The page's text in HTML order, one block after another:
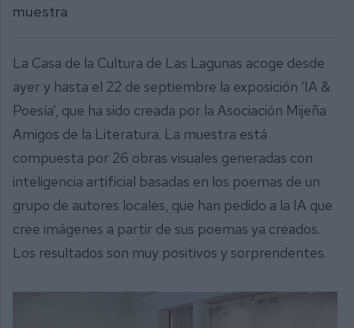
muestra
La Casa de la Cultura de Las Lagunas acoge desde
ayer y hasta el 22 de septiembre la exposición ‘IA &
Poesía’, que ha sido creada por la Asociación Mijeña
Amigos de la Literatura. La muestra está
compuesta por 26 obras visuales generadas con
inteligencia artificial basadas en los poemas de un
grupo de autores locales, que han pedido a la IA que
cree imágenes a partir de sus poemas ya creados.
Los resultados son muy positivos y sorprendentes.